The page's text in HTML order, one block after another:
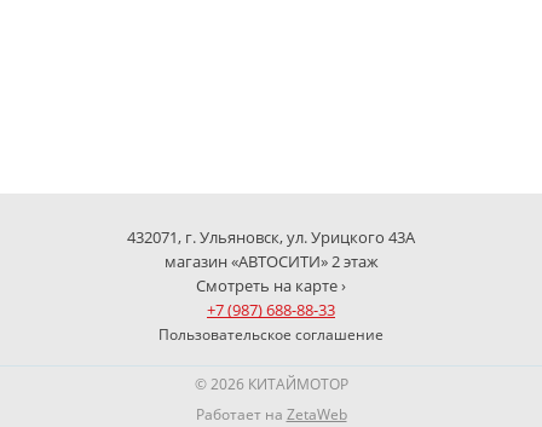
432071, г. Ульяновск, ул. Урицкого 43А
магазин «АВТОСИТИ» 2 этаж
Смотреть на карте ›
+7 (987) 688-88-33
Пользовательское соглашение
© 2026 КИТАЙМОТОР
Работает на ZetaWeb